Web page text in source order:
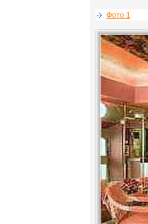
Фото 1